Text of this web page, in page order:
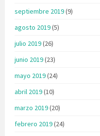
septiembre 2019(9)
agosto 2019(5)
julio 2019(26)
junio 2019(23)
mayo 2019(24)
abril 2019(10)
marzo 2019(20)
febrero 2019(24)